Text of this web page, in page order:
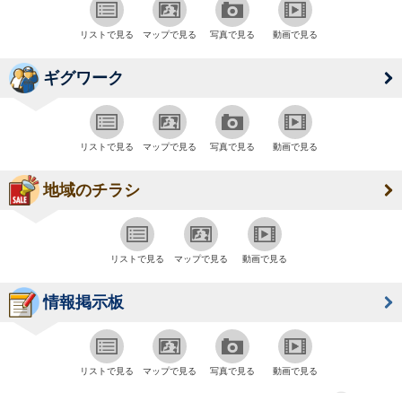
リストで見る マップで見る 写真で見る 動画で見る
ギグワーク
リストで見る マップで見る 写真で見る 動画で見る
地域のチラシ
リストで見る マップで見る 動画で見る
情報掲示板
リストで見る マップで見る 写真で見る 動画で見る